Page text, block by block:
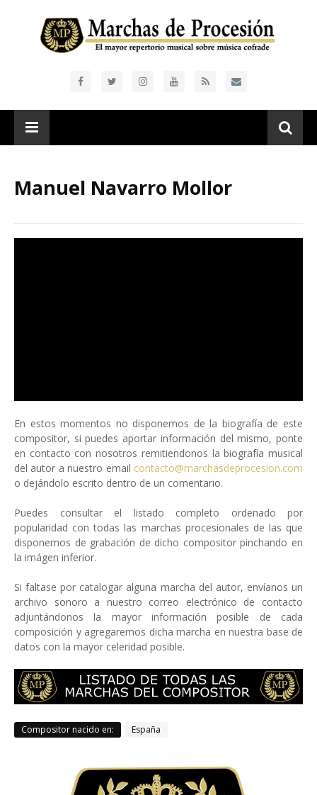
Manuel Navarro Mollor
En estos momentos no disponemos de la biografía de este
compositor, si puedes aportar información del mismo, ponte
en contacto con nosotros remitiendonos la biografía musical
del autor a nuestro email contacto@marchasdeprocesion.com
o dejándolo escrito dentro de un comentario.
Puedes consultar el listado completo ordenado por
popularidad con todas las marchas procesionales de las que
disponemos de grabación de dicho compositor pinchando en
la imágen inferior.
Si faltase por catalogar alguna marcha del autor, envíanos un
archivo sonoro a nuestro correo electrónico de contacto
adjuntándonos la mayor información posible de cada
composición y agregaremos dicha marcha en nuestra base de
datos con la mayor celeridad posible.
Compositor nacido en: España